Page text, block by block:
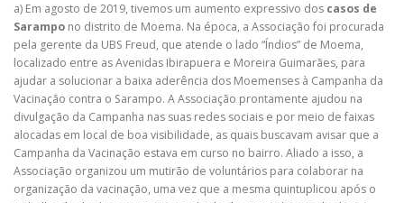
a) Em agosto de 2019, tivemos um aumento expressivo dos casos de
Sarampo no distrito de Moema. Na época, a Associação foi procurada
pela gerente da UBS Freud, que atende o lado “Índios” de Moema,
localizado entre as Avenidas Ibirapuera e Moreira Guimarães, para
ajudar a solucionar a baixa aderência dos Moemenses à Campanha da
Vacinação contra o Sarampo. A Associação prontamente ajudou na
divulgação da Campanha nas suas redes sociais e por meio de faixas
alocadas em local de boa visibilidade, as quais buscavam avisar que a
Campanha da Vacinação estava em curso no bairro. Aliado a isso, a
Associação organizou um mutirão de voluntários para colaborar na
organização da vacinação, uma vez que a mesma quintuplicou após o